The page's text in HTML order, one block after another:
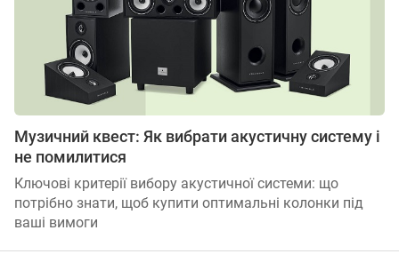
Музичний квест: Як вибрати акустичну систему і
не помилитися
Ключові критерії вибору акустичної системи: що
потрібно знати, щоб купити оптимальні колонки під
ваші вимоги